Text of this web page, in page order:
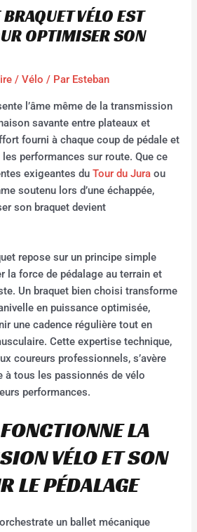
VÉLO EST
OPTIMISER SON
/Vélo / Par Esteban
l’âme même de la transmission
savante entre plateaux et
fourni à chaque coup de pédale et
performances sur route. Que ce
exigeantes duTour du Jura ou
soutenu lors d’une échappée,
son braquet devient
repose sur un principe simple
la force de pédalage au terrain et
Un braquet bien choisi transforme
en puissance optimisée,
une cadence régulière tout en
Cette expertise technique,
coureurs professionnels, s’avère
à tous les passionnés de vélo
performances.
LA
VÉLO ET SON
LE PÉDALAGE
un ballet mécanique